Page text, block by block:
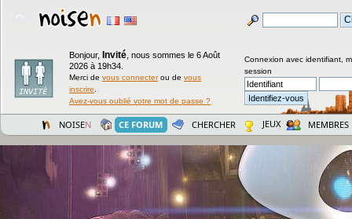
Bonjour, Invité nous sommes le 6 Août
2026 à 19h34.
Merci de vous connecterou de vous
inscrire
Avez-vous oublié votre mot de passe ?
Connexion avec identifiant,
session
NOISEN CE FORUM CHERCHER JEUX MEMBRES